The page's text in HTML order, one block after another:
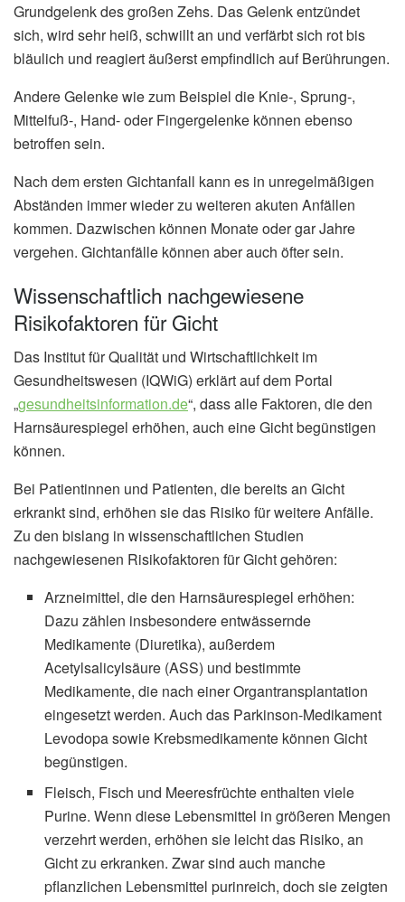
Grundgelenk des großen Zehs. Das Gelenk entzündet
sich, wird sehr heiß, schwillt an und verfärbt sich rot bis
bläulich und reagiert äußerst empfindlich auf Berührungen.
Andere Gelenke wie zum Beispiel die Knie-, Sprung-,
Mittelfuß-, Hand- oder Fingergelenke können ebenso
betroffen sein.
Nach dem ersten Gichtanfall kann es in unregelmäßigen
Abständen immer wieder zu weiteren akuten Anfällen
kommen. Dazwischen können Monate oder gar Jahre
vergehen. Gichtanfälle können aber auch öfter sein.
Wissenschaftlich nachgewiesene
Risikofaktoren für Gicht
Das Institut für Qualität und Wirtschaftlichkeit im
Gesundheitswesen (IQWiG) erklärt auf dem Portal
„gesundheitsinformation.de“, dass alle Faktoren, die den
Harnsäurespiegel erhöhen, auch eine Gicht begünstigen
können.
Bei Patientinnen und Patienten, die bereits an Gicht
erkrankt sind, erhöhen sie das Risiko für weitere Anfälle.
Zu den bislang in wissenschaftlichen Studien
nachgewiesenen Risikofaktoren für Gicht gehören:
Arzneimittel, die den Harnsäurespiegel erhöhen:
Dazu zählen insbesondere entwässernde
Medikamente (Diuretika), außerdem
Acetylsalicylsäure (ASS) und bestimmte
Medikamente, die nach einer Organtransplantation
eingesetzt werden. Auch das Parkinson-Medikament
Levodopa sowie Krebsmedikamente können Gicht
begünstigen.
Fleisch, Fisch und Meeresfrüchte enthalten viele
Purine. Wenn diese Lebensmittel in größeren Mengen
verzehrt werden, erhöhen sie leicht das Risiko, an
Gicht zu erkranken. Zwar sind auch manche
pflanzlichen Lebensmittel purinreich, doch sie zeigten